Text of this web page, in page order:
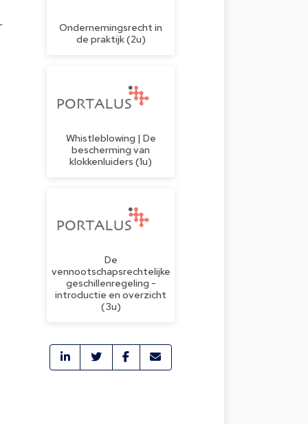
Ondernemingsrecht in
de praktijk (2u)
Whistleblowing | De
bescherming van
klokkenluiders (1u)
De
vennootschapsrechtelijke
geschillenregeling -
introductie en overzicht
(3u)